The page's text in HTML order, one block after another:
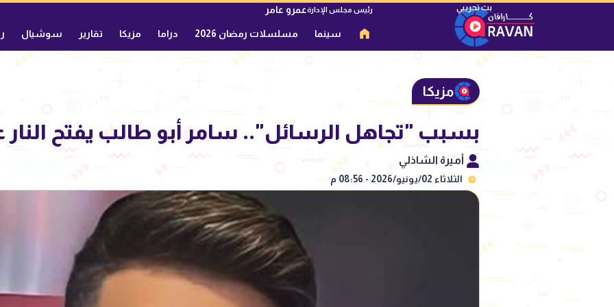
رئيس مجلس الإدارةعمرو عامر
سينما مسلسلات رمضان 2026 دراما مزيكا تقارير سوشيال
مزيكا
بسبب "تجاهل الرسائل".. سامر أبو طالب يفتح النار
أميرة الشاذلي
الثلاثاء 02/يونيو/2026 - 08:56 م